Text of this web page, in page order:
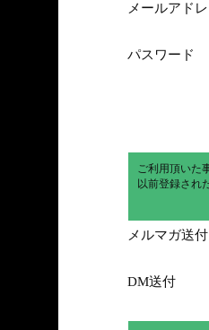
メールアド
パスワード
ご利用頂いた
以前登録され
メルマガ送付
DM送付